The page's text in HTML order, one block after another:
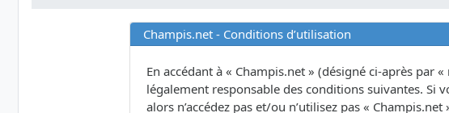
Champis.net - Conditions d’utilisation
En accédant à « Champis.net » (désigné ci-après par
légalement responsable des conditions suivantes. Si
alors n’accédez pas et/ou n’utilisez pas «